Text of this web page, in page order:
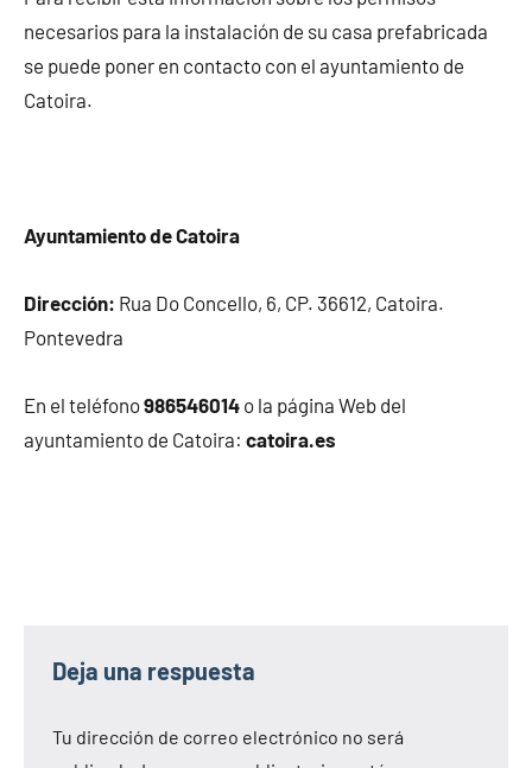
necesarios para la instalación de su casa prefabricada
se puede poner en contacto con el ayuntamiento de
Catoira.
Ayuntamiento de Catoira
Dirección: Rua Do Concello, 6, CP. 36612, Catoira.
Pontevedra
En el teléfono986546014 o la página Web del
ayuntamiento de Catoira: catoira.es
Deja una respuesta
Tu dirección de correo electrónico no será